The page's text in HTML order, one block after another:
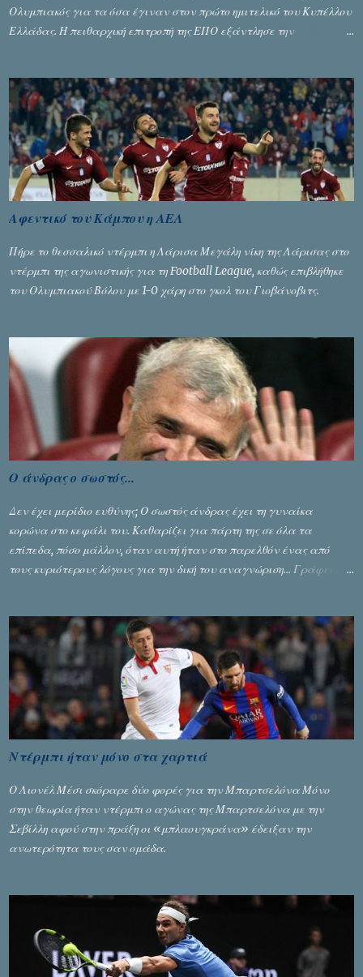
Ολυμπιακός για τα όσα έγιναν στον πρώτο ημιτελικό του Κυπέλλου
Ελλάδας. Η πειθαρχική επιτροπή της ΕΠΟ εξάντλησε την
αφαίρεσης βαθμών, όπως απαιτούσαν, αφού κάτι τέτοιο δεν ήταν
εφικτό, σύμφωνα με τα στοιχεία...
Αφεντικό του Κάμπου η ΑΕΛ
Πήρε το θεσσαλικό ντέρμπι η Λάρισα Μεγάλη νίκη της Λάρισας στο
ντέρμπι της αγωνιστικής για τη Football League, καθώς επιβλήθηκε
του Ολυμπιακού Βόλου με 1-0 χάρη στο γκολ του Γιοβάνοβιτς.
Ο άνδρας ο σωστός...
Δεν έχει μερίδιο ευθύνης; Ο σωστός άνδρας έχει τη γυναίκα
κορώνα στο κεφάλι του. Καθαρίζει για πάρτη της σε όλα τα
επίπεδα, πόσο μάλλον, όταν αυτή ήταν στο παρελθόν ένας από
τους κυριότερους λόγους για την δική του αναγνώριση... Γράφει ο
Ντέρμπι ήταν μόνο στα χαρτιά
Ο Λιονέλ Μέσι σκόραρε δύο φορές για την Μπαρτσελόνα Μόνο
στην θεωρία ήταν ντέρμπι ο αγώνας της Μπαρτσελόνα με την
Σεβίλλη αφού στην πράξη οι «μπλαουγκράνα» έδειξαν την
ανωτερότητα τους σαν ομάδα.